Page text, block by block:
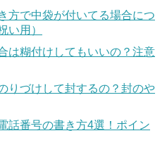
方で中袋が付いてる場合につ
い用）
は糊付けしてもいいの？注意
りづけして封するの？封のや
話番号の書き方4選！ポイン